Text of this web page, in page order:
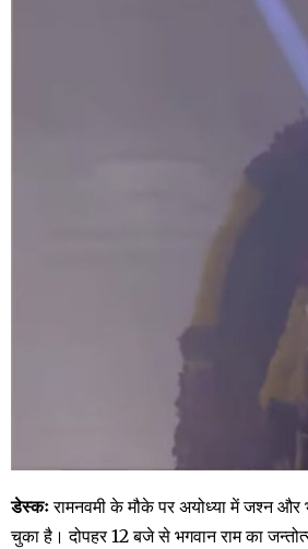
डेस्कःरामनवमी के मौके पर अयोध्या में जश्न और
चुका है। दोपहर 12 बजे से भगवान राम का